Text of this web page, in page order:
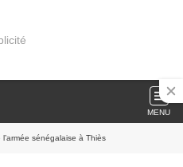
MENU
sénégalaise à Thiès